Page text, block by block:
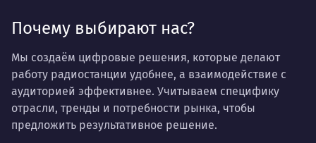
Почему выбирают нас?
Мы создаём цифровые решения, которые делают
работу радиостанции удобнее, а взаимодействие с
аудиторией эффективнее. Учитываем специфику
отрасли, тренды и потребности рынка, чтобы
предложить результативное решение.